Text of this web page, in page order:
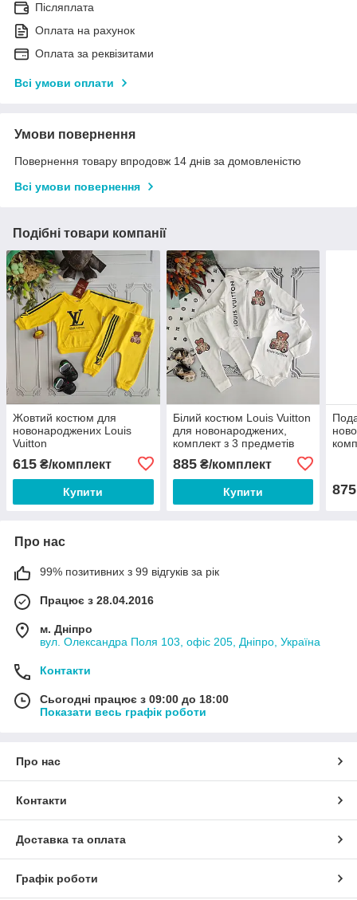
Післяплата
Оплата на рахунок
Оплата за реквізитами
Всі умови оплати
Умови повернення
Повернення товару впродовж 14 днів за домовленістю
Всі умови повернення
Подібні товари компанії
Жовтий костюм для
новонароджених Louis
Vuitton
615 ₴/комплект
Купити
Білий костюм Louis Vuitton
для новонароджених,
комплект з 3 предметів
885₴/комплект
Купити 875
Про нас
99% позитивних з 99 відгуків за рік
Працює з 28.04.2016
м. Дніпро
вул. Олександра Поля 103, офіс 205, Дніпро, Україна
Контакти
Сьогодні працює з 09:00 до 18:00
Показати весь графік роботи
Про нас
Контакти
Доставка та оплата
Графік роботи